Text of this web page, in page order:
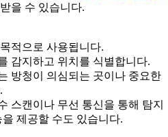
을 수 있습니다.
적으로 사용됩니다.
감지하고 위치를 식별합니다.
방청이 의심되는 곳이나 중요한
스캔이나 무선 통신을 통해 탐지
제공할 수도 있습니다.